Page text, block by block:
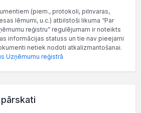
(piem., protokoli, pilnvaras,
lēmumi, u.c.) atbilstoši likuma “Par
reģistru” regulējumam ir noteikts
informācijas statuss un tie nav pieejami
netiek nodoti atkalizmantošanai.
Uzņēmumu reģistrā